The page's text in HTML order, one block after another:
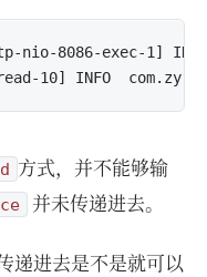
nio-8086-exec-1]
方式，并不能够输
并未传递进去。
递进去是不是就可以